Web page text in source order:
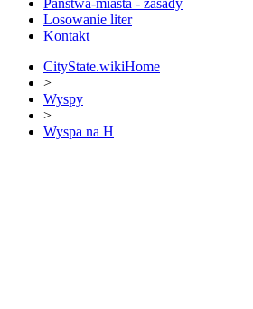
Losowanie liter
Kontakt
CityState.wikiHome
>
Wyspy
>
Wyspa na H